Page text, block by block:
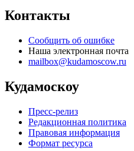
Контакты
Сообщить об ошибке
Наша электронная почта
mailbox@kudamoscow.ru
Кудамоскоу
Пресс-релиз
Редакционная политика
Правовая информация
Формат ресурса